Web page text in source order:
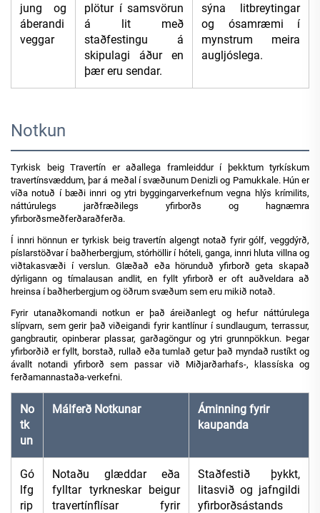
jung og
áberandi
veggar
plötur í samsvörun
á lit með
staðfestingu á
skipulagi áður en
þær eru sendar.
sýna litbreytingar
og ósamræmi í
mynstrum meira
augljóslega.
Notkun
Tyrkisk beig Travertín er aðallega framleiddur í þekktum tyrkískum
travertínsvæddum, þar á meðal í svæðunum Denizli og Pamukkale. Hún er
víða notuð í bæði innri og ytri byggingarverkefnum vegna hlýs krímilits,
náttúrulegs jarðfræðilegs yfirborðs og hagnæmra
yfirborðsmeðferðaraðferða.
Í innri hönnun er tyrkisk beig travertín algengt notað fyrir gólf, veggdýrð,
píslarstöðvar í baðherbergjum, stórhöllir í hóteli, ganga, innri hluta villna og
viðtakasvæði í verslun. Glæðað eða hörunduð yfirborð geta skapað
dýrligann og tímalausan andlit, en fyllt yfirborð er oft auðveldara að
hreinsa í baðherbergjum og öðrum svæðum sem eru mikið notað.
Fyrir utanaðkomandi notkun er það áreiðanlegt og hefur náttúrulega
slípvarn, sem gerir það viðeigandi fyrir kantlínur í sundlaugum, terrassur,
gangbrautir, opinberar plassar, garðagöngur og ytri grunnpökkun. Þegar
yfirborðið er fyllt, borstað, rullað eða tumlað getur það myndað rustíkt og
ávallt notandi yfirborð sem passar við Miðjarðarhafs-, klassíska og
ferðamannastaða-verkefni.
No
tk
un
Málferð Notkunar
Áminning fyrir
kaupanda
Gó
lfg
rip
Notaðu glæddar eða
fylltar tyrkneskar beigur
travertínflísar fyrir
Staðfestið þykkt,
litasvið og jafngildi
yfirborðsástands